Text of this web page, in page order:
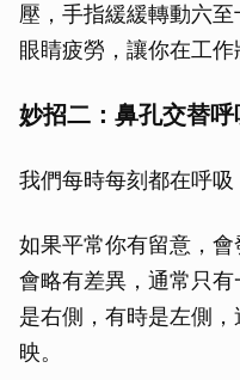
壓，手指緩緩轉動六
眼睛疲勞，讓你在工作
妙招二：鼻孔交替呼
我們每時每刻都在呼吸
如果平常你有留意，
會略有差異，通常只
是右側，有時是左側
映。